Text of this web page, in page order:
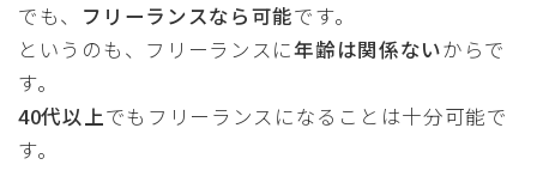
でも、 フリーランスなら可能です。
というのも、フリーランスに年齢は関係ないからで
す。
40代以上でもフリーランスになることは十分可能で
す。